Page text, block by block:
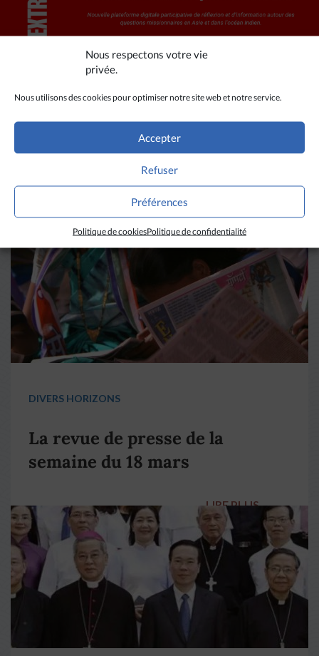
Nous respectons votre vie
privée.
Nous utilisons des cookies pour optimiser notre site web et notre service.
Accepter
Refuser
Préférences
Politique de cookiesPolitique de confidentialité
A LIRE AUSSI
DIVERS HORIZONS
La revue de presse de la
semaine du 18 mars
LIRE PLUS →